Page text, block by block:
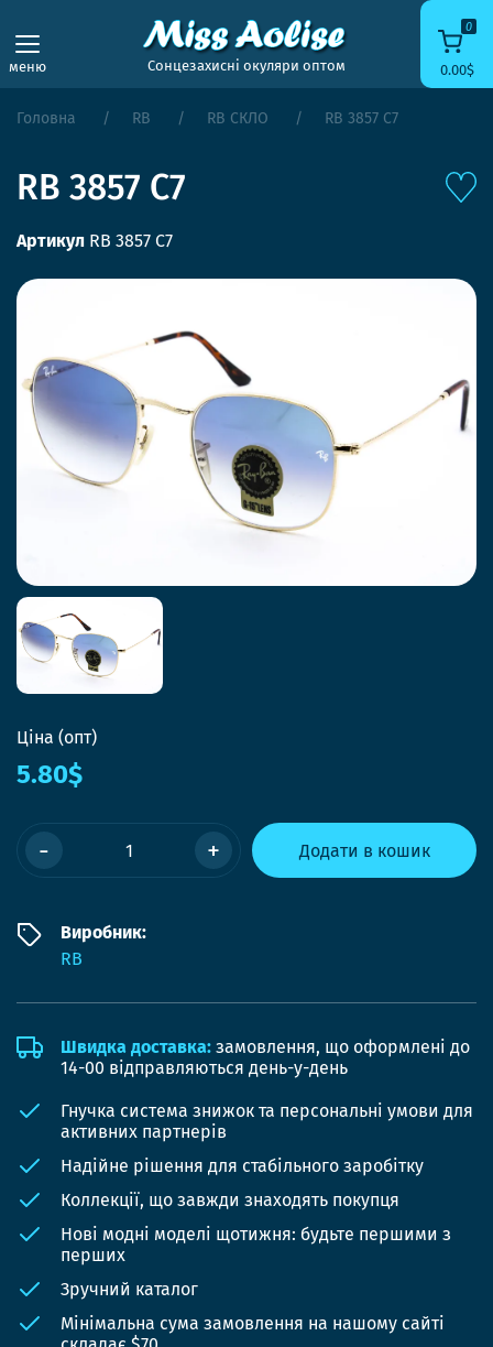
меню Сонцезахисні окуляри оптом
0
0.00$
Головна RB RB СКЛО RB 3857 C7
RB 3857 C7
Артикул RB 3857 C7
Ціна (опт)
5.80$
- + Додати в кошик
Виробник:
RB
Швидка доставка: замовлення, що оформлені до
14-00 відправляються день-у-день
Гнучка система знижок та персональні умови для
активних партнерів
Надійне рішення для стабільного заробітку
Коллекції, що завжди знаходять покупця
Нові модні моделі щотижня: будьте першими з
перших
Зручний каталог
Мінімальна сума замовлення на нашому сайті